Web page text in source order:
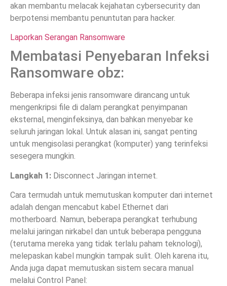
akan membantu melacak kejahatan cybersecurity dan
berpotensi membantu penuntutan para hacker.
Laporkan Serangan Ransomware
Membatasi Penyebaran Infeksi
Ransomware obz:
Beberapa infeksi jenis ransomware dirancang untuk
mengenkripsi file di dalam perangkat penyimpanan
eksternal, menginfeksinya, dan bahkan menyebar ke
seluruh jaringan lokal. Untuk alasan ini, sangat penting
untuk mengisolasi perangkat (komputer) yang terinfeksi
sesegera mungkin.
Langkah 1: Disconnect Jaringan internet.
Cara termudah untuk memutuskan komputer dari internet
adalah dengan mencabut kabel Ethernet dari
motherboard. Namun, beberapa perangkat terhubung
melalui jaringan nirkabel dan untuk beberapa pengguna
(terutama mereka yang tidak terlalu paham teknologi),
melepaskan kabel mungkin tampak sulit. Oleh karena itu,
Anda juga dapat memutuskan sistem secara manual
melalui Control Panel: